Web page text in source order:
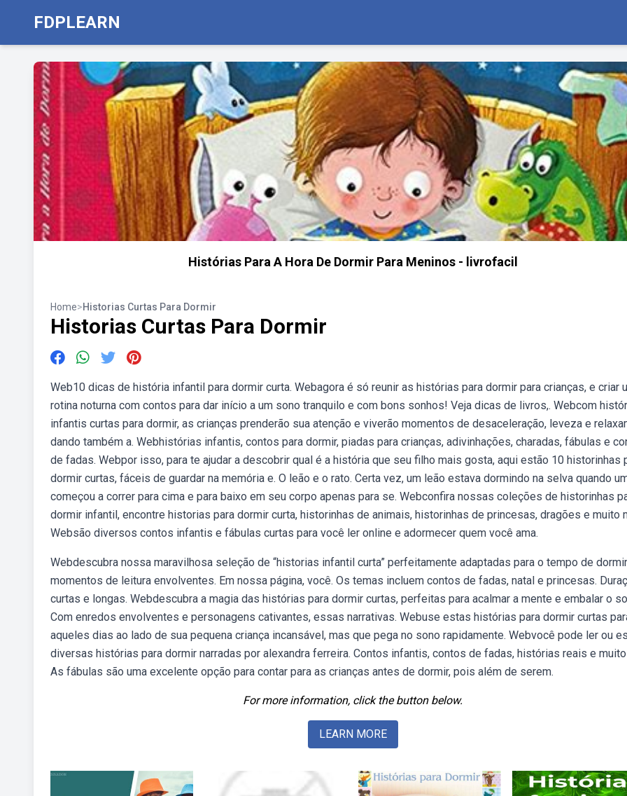
FDPLEARN
Histórias Para A Hora De Dormir Para Meninos - livrofacil
Home>Historias Curtas Para Dormir
Historias Curtas Para Dormir
Web10 dicas de história infantil para dormir curta. Webagora é só reunir as histórias para dormir para crianças, e criar
rotina noturna com contos para dar início a um sono tranquilo e com bons sonhos! Veja dicas de livros,. Webcom
infantis curtas para dormir, as crianças prenderão sua atenção e viverão momentos de desaceleração, leveza e
dando também a. Webhistórias infantis, contos para dormir, piadas para crianças, adivinhações, charadas, fábulas e
de fadas. Webpor isso, para te ajudar a descobrir qual é a história que seu filho mais gosta, aqui estão 10 historinhas
dormir curtas, fáceis de guardar na memória e. O leão e o rato. Certa vez, um leão estava dormindo na selva quando
começou a correr para cima e para baixo em seu corpo apenas para se. Webconfira nossas coleções de historinhas
dormir infantil, encontre historias para dormir curta, historinhas de animais, historinhas de princesas, dragões e muito
Websão diversos contos infantis e fábulas curtas para você ler online e adormecer quem você ama.
Webdescubra nossa maravilhosa seleção de “historias infantil curta” perfeitamente adaptadas para o tempo de
momentos de leitura envolventes. Em nossa página, você. Os temas incluem contos de fadas, natal e princesas.
curtas e longas. Webdescubra a magia das histórias para dormir curtas, perfeitas para acalmar a mente e embalar o
Com enredos envolventes e personagens cativantes, essas narrativas. Webuse estas histórias para dormir curtas
aqueles dias ao lado de sua pequena criança incansável, mas que pega no sono rapidamente. Webvocê pode ler ou
diversas histórias para dormir narradas por alexandra ferreira. Contos infantis, contos de fadas, histórias reais e
As fábulas são uma excelente opção para contar para as crianças antes de dormir, pois além de serem.
For more information, click the button below.
LEARN MORE